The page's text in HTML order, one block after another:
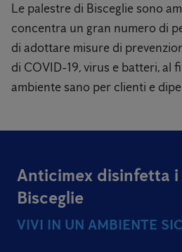
Le palestre di Bisceglie sono
concentra un gran numero di
di adottare misure di
di COVID-19, virus e batteri, al
ambiente sano per clienti e
Anticimex disinfetta
Bisceglie
VIVI IN UN AMBIENTE